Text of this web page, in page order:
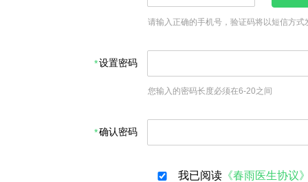
请输入正确的手机号，验证码将以短信方式
设置密码
您输入的密码长度必须在6-20之间
确认密码
我已阅读 《春雨医生协议